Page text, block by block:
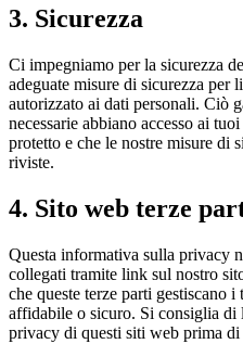
3. Sicurezza
Ci impegniamo per la sicurezza
adeguate misure di sicurezza per
autorizzato ai dati personali. Ciò
necessarie abbiano accesso ai
protetto e che le nostre misure di
riviste.
4. Sito web terze
Questa informativa sulla privacy
collegati tramite link sul nostro
che queste terze parti gestiscano
affidabile o sicuro. Si consiglia di
privacy di questi siti web prima